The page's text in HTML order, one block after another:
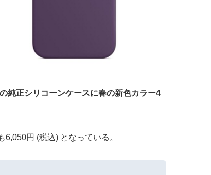
純正シリコーンケースに春の新色カラー4
円 (税込) となっている。